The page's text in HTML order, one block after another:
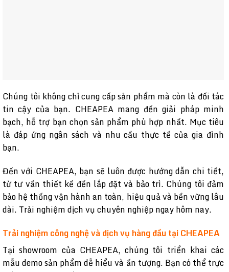
Chúng tôi không chỉ cung cấp sản phẩm mà còn là đối tác
tin cậy của bạn. CHEAPEA mang đến giải pháp minh
bạch, hỗ trợ bạn chọn sản phẩm phù hợp nhất. Mục tiêu
là đáp ứng ngân sách và nhu cầu thực tế của gia đình
bạn.
Đến với CHEAPEA, bạn sẽ luôn được hướng dẫn chi tiết,
từ tư vấn thiết kế đến lắp đặt và bảo trì. Chúng tôi đảm
bảo hệ thống vận hành an toàn, hiệu quả và bền vững lâu
dài. Trải nghiệm dịch vụ chuyên nghiệp ngay hôm nay.
Trải nghiệm công nghệ và dịch vụ hàng đầu tại CHEAPEA
Tại showroom của CHEAPEA, chúng tôi triển khai các
mẫu demo sản phẩm dễ hiểu và ấn tượng. Bạn có thể trực